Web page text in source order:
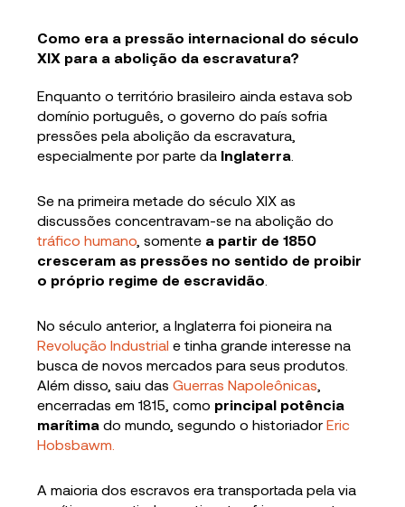
Como era a pressão internacional do século
XIX para a abolição da escravatura?
Enquanto o território brasileiro ainda estava sob
domínio português, o governo do país sofria
pressões pela abolição da escravatura,
especialmente por parte da Inglaterra
Se na primeira metade do século XIX as
discussões concentravam-se na abolição do
tráfico humano , somente a partir de 1850
cresceram as pressões no sentido de proibir
o próprio regime de escravidão
No século anterior, a Inglaterra foi pioneira na
Revolução Industrial e tinha grande interesse na
busca de novos mercados para seus produtos.
Além disso, saiu dasGuerras Napoleônicas
encerradas em 1815, como principal potência
marítima do mundo, segundo o historiadorEric
Hobsbawm.
A maioria dos escravos era transportada pela via